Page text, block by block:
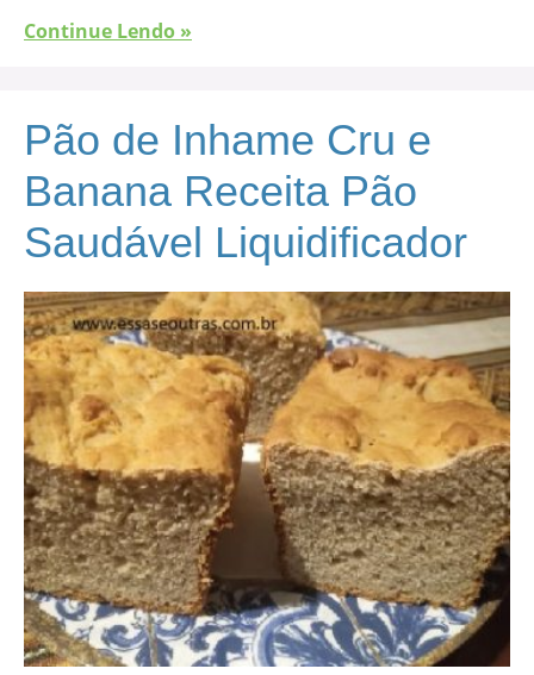
Continue Lendo »
Pão de Inhame Cru e
Banana Receita Pão
Saudável Liquidificador